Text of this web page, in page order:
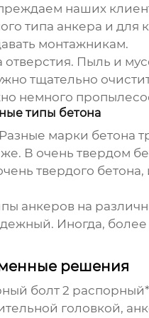
наших
типа анкера и для
монтажникам.
отверстия. Пыль и
тщательно
немного
типы бетона
Разные марки
В очень твердом
твердого
анкеров на
Иногда,
решения
болт 2
головкой,